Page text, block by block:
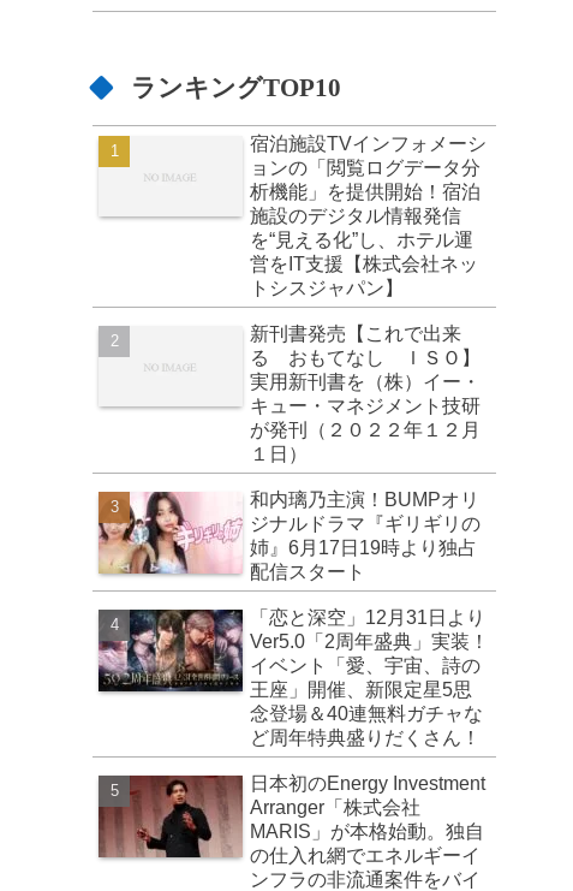
ランキングTOP10
宿泊施設TVインフォメーシ
ョンの「閲覧ログデータ分
析機能」を提供開始！宿泊
施設のデジタル情報発信
を“見える化”し、ホテル運
営をIT支援【株式会社ネッ
トシスジャパン】
新刊書発売【これで出来
る おもてなし ＩＳＯ】
実用新刊書を（株）イー・
キュー・マネジメント技研
が発刊（２０２２年１２月
１日）
和内璃乃主演！BUMPオリ
ジナルドラマ『ギリギリの
姉』6月17日19時より独占
配信スタート
「恋と深空」12月31日より
Ver5.0「2周年盛典」実装！
イベント「愛、宇宙、詩の
王座」開催、新限定星5思
念登場＆40連無料ガチャな
ど周年特典盛りだくさん！
日本初のEnergy Investment
Arranger「株式会社
MARIS」が本格始動。独自
の仕入れ網でエネルギーイ
ンフラの非流通案件をバイ